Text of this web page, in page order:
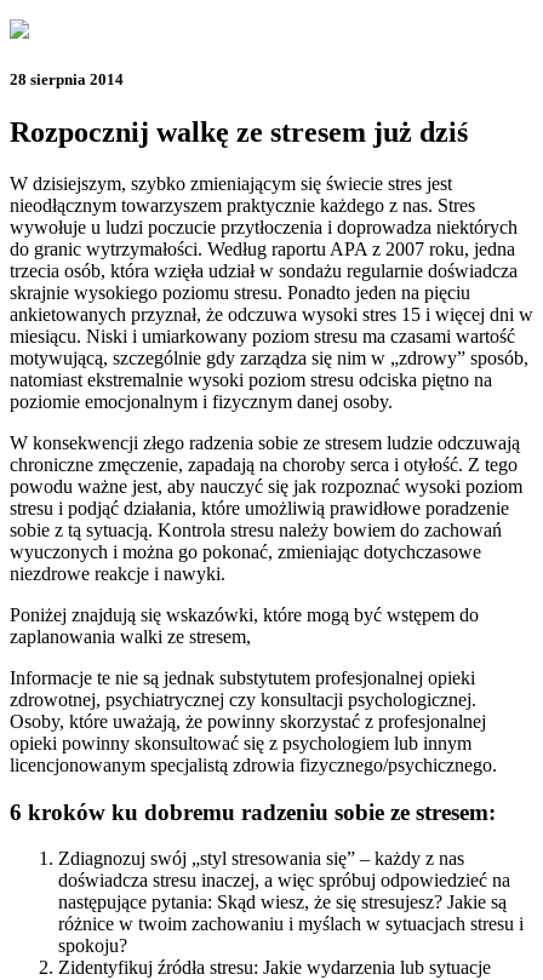
28 sierpnia 2014
Rozpocznij walkę ze stresem już dziś
W dzisiejszym, szybko zmieniającym się świecie stres jest
nieodłącznym towarzyszem praktycznie każdego z nas. Stres
wywołuje u ludzi poczucie przytłoczenia i doprowadza niektórych
do granic wytrzymałości. Według raportu APA z 2007 roku, jedna
trzecia osób, która wzięła udział w sondażu regularnie doświadcza
skrajnie wysokiego poziomu stresu. Ponadto jeden na pięciu
ankietowanych przyznał, że odczuwa wysoki stres 15 i więcej dni w
miesiącu. Niski i umiarkowany poziom stresu ma czasami wartość
motywującą, szczególnie gdy zarządza się nim w „zdrowy” sposób,
natomiast ekstremalnie wysoki poziom stresu odciska piętno na
poziomie emocjonalnym i fizycznym danej osoby.
W konsekwencji złego radzenia sobie ze stresem ludzie odczuwają
chroniczne zmęczenie, zapadają na choroby serca i otyłość. Z tego
powodu ważne jest, aby nauczyć się jak rozpoznać wysoki poziom
stresu i podjąć działania, które umożliwią prawidłowe poradzenie
sobie z tą sytuacją. Kontrola stresu należy bowiem do zachowań
wyuczonych i można go pokonać, zmieniając dotychczasowe
niezdrowe reakcje i nawyki.
Poniżej znajdują się wskazówki, które mogą być wstępem do
zaplanowania walki ze stresem,
Informacje te nie są jednak substytutem profesjonalnej opieki
zdrowotnej, psychiatrycznej czy konsultacji psychologicznej.
Osoby, które uważają, że powinny skorzystać z profesjonalnej
opieki powinny skonsultować się z psychologiem lub innym
licencjonowanym specjalistą zdrowia fizycznego/psychicznego.
6 kroków ku dobremu radzeniu sobie ze stresem:
Zdiagnozuj swój „styl stresowania się” – każdy z nas
doświadcza stresu inaczej, a więc spróbuj odpowiedzieć na
następujące pytania: Skąd wiesz, że się stresujesz? Jakie są
różnice w twoim zachowaniu i myślach w sytuacjach stresu i
spokoju?
Zidentyfikuj źródła stresu: Jakie wydarzenia lub sytuacje